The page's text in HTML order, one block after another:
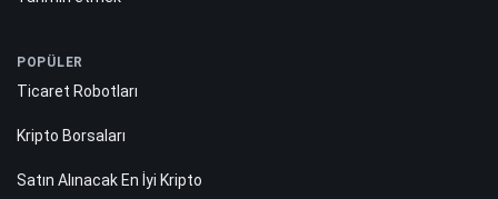
POPÜLER
Ticaret Robotları
Kripto Borsaları
Satın Alınacak En İyi Kripto